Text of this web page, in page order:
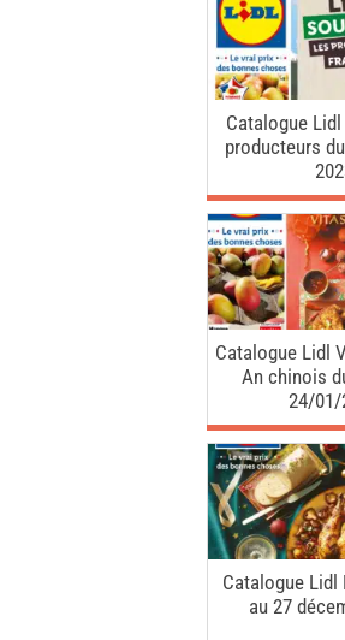
Catalogue
producteurs
Catalogue Lidl
An chinois
24/01/
Catalogue Lidl
au 27